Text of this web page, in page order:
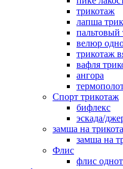
трикотаж
лапша
пальтовый
велюр
трикотаж
вафля
ангора
Спорт трикотаж
бифлекс
эскада/
замша на
замша на
Флис
флис